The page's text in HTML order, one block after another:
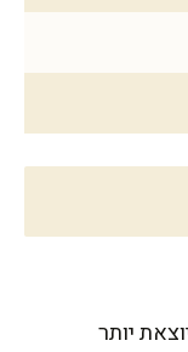
יותר